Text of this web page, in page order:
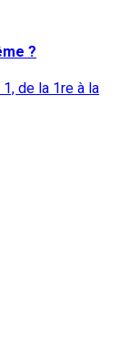
?
de la 1re à la